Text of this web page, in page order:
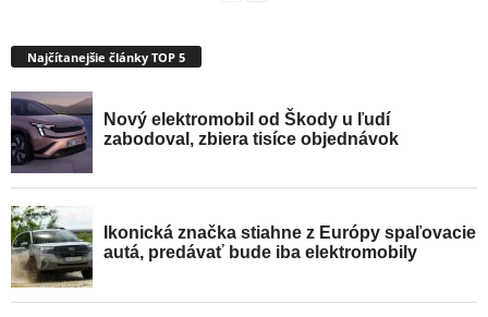
Najčítanejšie články TOP 5